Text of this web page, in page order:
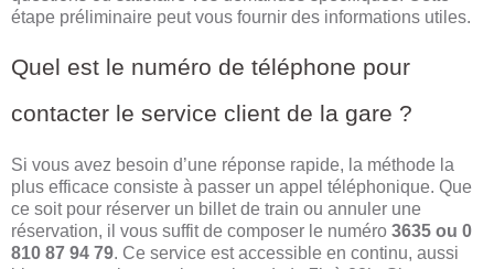
étape préliminaire peut vous fournir des informations utiles.
Quel est le numéro de téléphone pour
contacter le service client de la gare ?
Si vous avez besoin d’une réponse rapide, la méthode la
plus efficace consiste à passer un appel téléphonique. Que
ce soit pour réserver un billet de train ou annuler une
réservation, il vous suffit de composer le numéro 3635 ou 0
810 87 94 79. Ce service est accessible en continu, aussi